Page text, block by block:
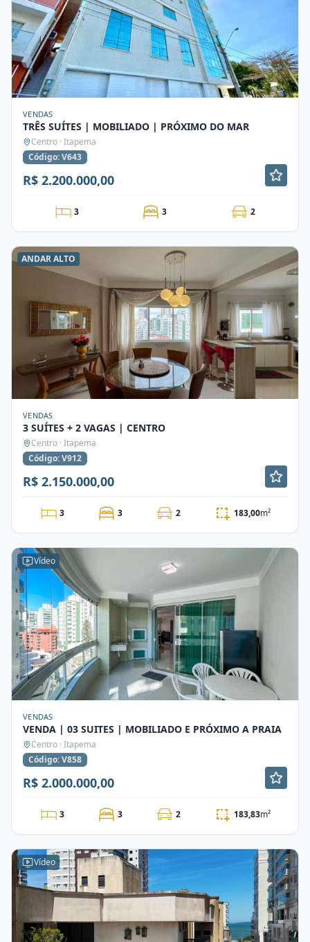
VENDAS
TRÊS SUÍTES | MOBILIADO | PRÓXIMO DO MAR
Centro · Itapema
Código: V643
R$ 2.200.000,00
3 3 2
ANDAR ALTO
VENDAS
3 SUÍTES + 2 VAGAS | CENTRO
Centro · Itapema
Código: V912
R$ 2.150.000,00
3 3 2 183,00m²
Vídeo
VENDAS
VENDA | 03 SUITES | MOBILIADO E PRÓXIMO A PRAIA
Centro · Itapema
Código: V858
R$ 2.000.000,00
3 3 2 183,83m²
Vídeo